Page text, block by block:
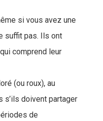
si vous avez une
suffit pas. Ils ont
comprend leur
(ou roux), au
s’ils doivent partager
de